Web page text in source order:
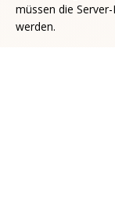
müssen die
werden.